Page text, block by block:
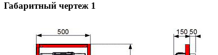
Габаритный чертеж 1